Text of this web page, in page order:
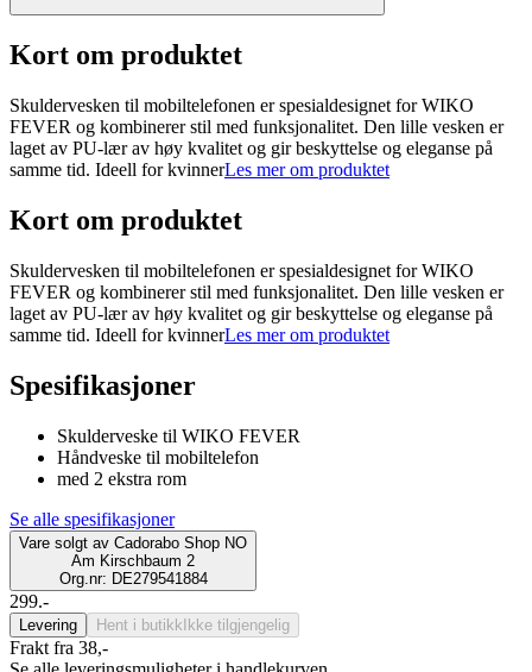
Kort om produktet
Skuldervesken til mobiltelefonen er spesialdesignet for WIKO
FEVER og kombinerer stil med funksjonalitet. Den lille vesken er
laget av PU-lær av høy kvalitet og gir beskyttelse og eleganse på
samme tid. Ideell for kvinnerLes mer om produktet
Kort om produktet
Skuldervesken til mobiltelefonen er spesialdesignet for WIKO
FEVER og kombinerer stil med funksjonalitet. Den lille vesken er
laget av PU-lær av høy kvalitet og gir beskyttelse og eleganse på
samme tid. Ideell for kvinnerLes mer om produktet
Spesifikasjoner
Skulderveske til WIKO FEVER
Håndveske til mobiltelefon
med 2 ekstra rom
Se alle spesifikasjoner
Vare solgt av Cadorabo Shop NO
Am Kirschbaum 2
Org.nr: DE279541884
299.-
Levering Hent i butikk Ikke tilgjengelig
Frakt fra 38,-